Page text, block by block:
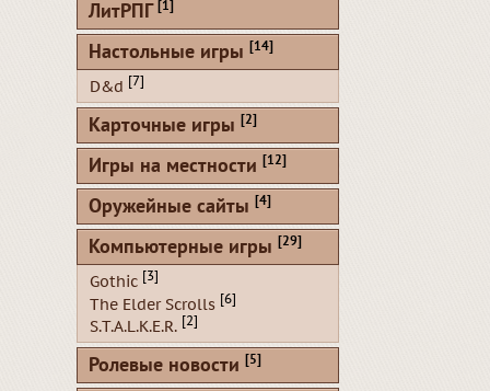
ЛитРПГ [1]
Настольные игры [14]
D&d [7]
Карточные игры [2]
Игры на местности [12]
Оружейные сайты [4]
Компьютерные игры [29]
Gothic [3]
The Elder Scrolls [6]
S.T.A.L.K.E.R. [2]
Ролевые новости [5]